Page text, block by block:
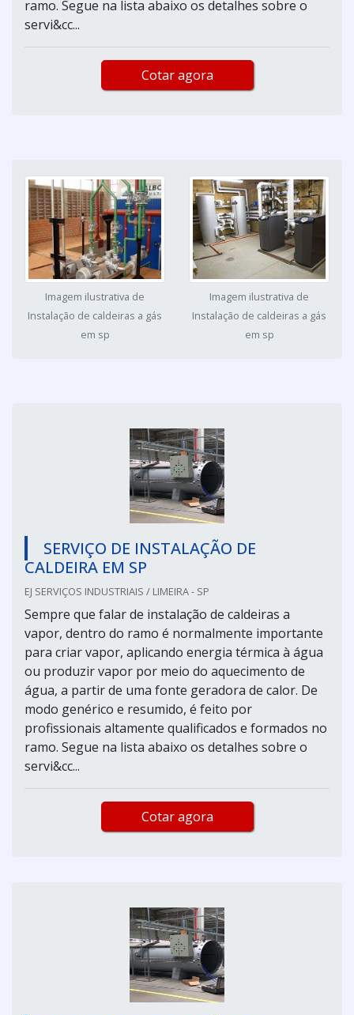
ramo. Segue na lista abaixo os detalhes sobre o
servi&cc...
Cotar agora
Imagem ilustrativa de
Instalação de caldeiras a gás
em sp
Imagem ilustrativa de
Instalação de caldeiras a gás
em sp
SERVIÇO DE INSTALAÇÃO DE
CALDEIRA EM SP
EJ SERVIÇOS INDUSTRIAIS / LIMEIRA - SP
Sempre que falar de instalação de caldeiras a
vapor, dentro do ramo é normalmente importante
para criar vapor, aplicando energia térmica à água
ou produzir vapor por meio do aquecimento de
água, a partir de uma fonte geradora de calor. De
modo genérico e resumido, é feito por
profissionais altamente qualificados e formados no
ramo. Segue na lista abaixo os detalhes sobre o
servi&cc...
Cotar agora